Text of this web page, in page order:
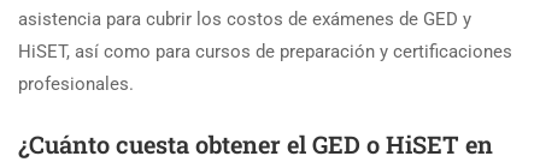
asistencia para cubrir los costos de exámenes de GED y
HiSET, así como para cursos de preparación y certificaciones
profesionales.
¿Cuánto cuesta obtener el GED o HiSET en